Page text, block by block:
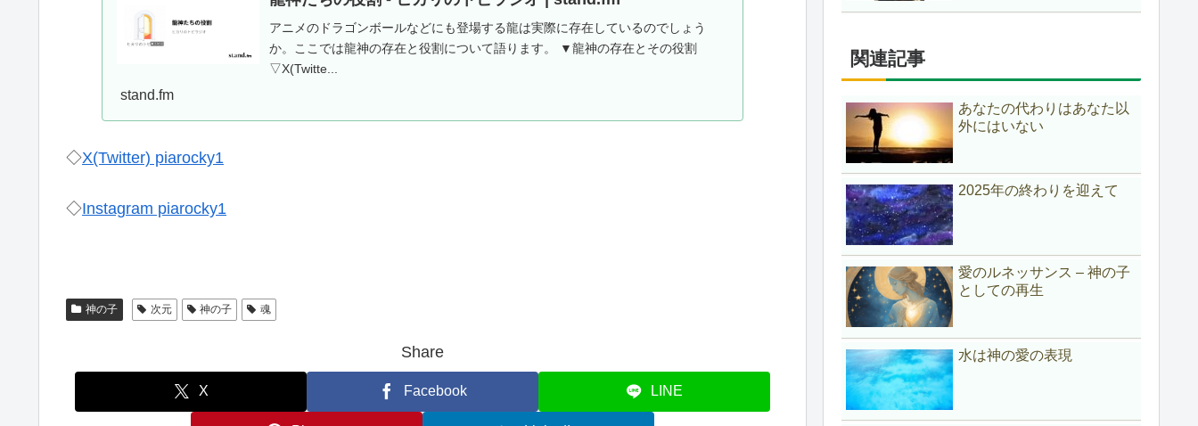
アニメのドラゴンボールなどにも登場する龍は実際に存在しているのでしょう
か。ここでは龍神の存在と役割について語ります。 ▼龍神の存在とその役割
▽X(Twitte...
stand.fm
◇X(Twitter) piarocky1
◇Instagram piarocky1
神の子 次元 神の子 魂
Share
X Facebook LINE
関連記事
あなたの代わりはあなた以
外にはいない
2025年の終わりを迎えて
愛のルネッサンス – 神の子
としての再生
水は神の愛の表現